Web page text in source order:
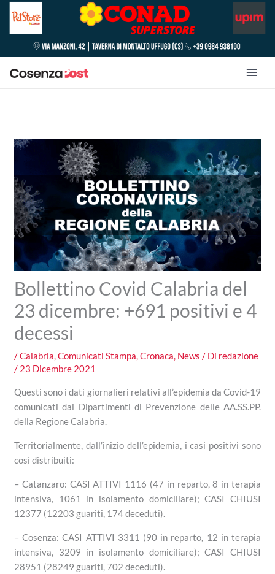
Bollettino Covid Calabria del
23 dicembre: +691 positivi e 4
decessi
/Calabria,Comunicati Stampa,Cronaca, News / Di redazione
/ 23 Dicembre 2021
Questi sono i dati giornalieri relativi all’epidemia da Covid-19
comunicati dai Dipartimenti di Prevenzione delle AA.SS.PP.
della Regione Calabria.
Territorialmente, dall’inizio dell’epidemia, i casi positivi sono
così distribuiti:
– Catanzaro: CASI ATTIVI 1116 (47 in reparto, 8 in terapia
intensiva, 1061 in isolamento domiciliare); CASI CHIUSI
12377 (12203 guariti, 174 deceduti).
– Cosenza: CASI ATTIVI 3311 (90 in reparto, 12 in terapia
intensiva, 3209 in isolamento domiciliare); CASI CHIUSI
28951 (28249 guariti, 702 deceduti).